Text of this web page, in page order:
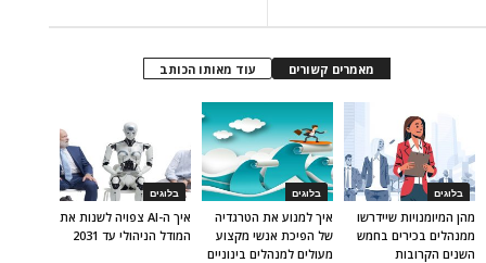
מאמרים קשורים עוד מאותו הכותב
בלוגים
איך ה-AI צפויה לשנות את
המודל הניהולי עד 2031
בלוגים
איך למנוע את הטרגדיה
של הפיכת אנשי מקצוע
מעולים למנהלים בינוניים
בלוגים
מהן המיומנויות שיידרשו
ממנהלים בכירים בחמש
השנים הקרובות